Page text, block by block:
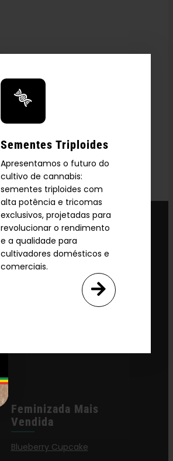
Sementes Triploides
Apresentamos o futuro do
cultivo de cannabis:
sementes triploides com
alta potência e tricomas
exclusivos, projetadas para
revolucionar o rendimento
e a qualidade para
cultivadores domésticos e
comerciais.
Feminizada Mais
Vendida
Blueberry Cupcake